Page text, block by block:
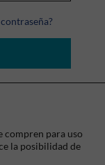
compren para uso
la posibilidad de